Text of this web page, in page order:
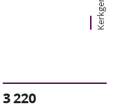
3 220